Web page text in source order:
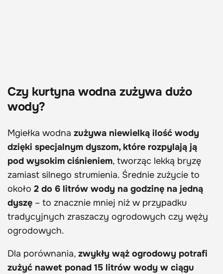
Czy kurtyna wodna zużywa dużo
wody?
Mgiełka wodna zużywa niewielką ilość wody
dzięki specjalnym dyszom, które rozpylają ją
pod wysokim ciśnieniem, tworząc lekką bryzę
zamiast silnego strumienia. Średnie zużycie to
około 2 do 6 litrów wody na godzinę na jedną
dyszę – to znacznie mniej niż w przypadku
tradycyjnych zraszaczy ogrodowych czy węży
ogrodowych.
Dla porównania, zwykły wąż ogrodowy potrafi
zużyć nawet ponad 15 litrów wody w ciągu